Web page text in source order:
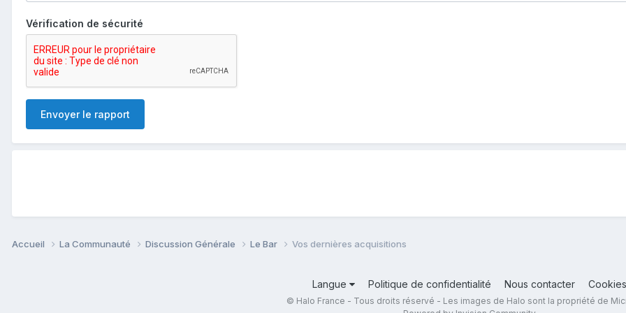
Vérification de sécurité
Envoyer le rapport
Accueil La Communauté Discussion Générale Le Bar Vos dernières acquisitions
Langue Politique de confidentialité Nous contacter Cookies
© Halo France - Tous droits réservé - Les images de Halo sont la propriété de